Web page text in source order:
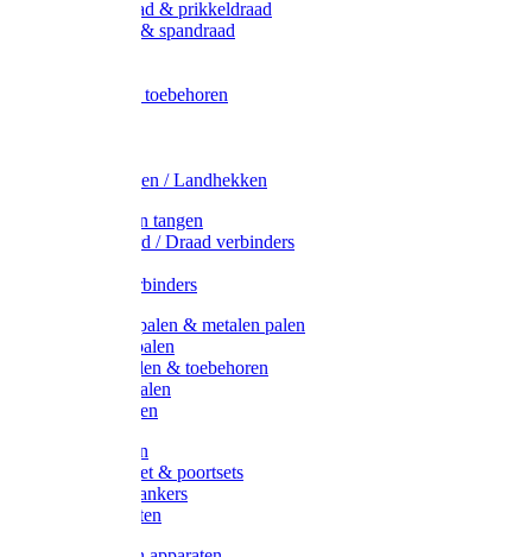
Metaal draad & prikkeldraad
Binddraad & spandraad
Afrasternet toebehoren
Weidehekken / Landhekken
Spanners en tangen
Lint / Koord / Draad verbinders
Litzclip verbinders
Recycling palen & metalen palen
Kunststof palen
T-Post t-palen & toebehoren
Glasfiber palen
Houten palen
Poortgrepen
Doorgangset & poortsets
Poortgreepankers
Weidepoorten